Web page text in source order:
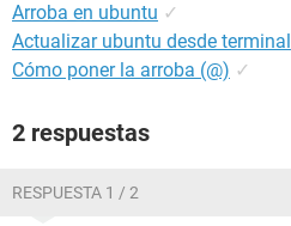
Arroba en ubuntu ✓
Actualizar ubuntu desde terminal
Cómo poner la arroba (@) ✓
2 respuestas
RESPUESTA 1 / 2